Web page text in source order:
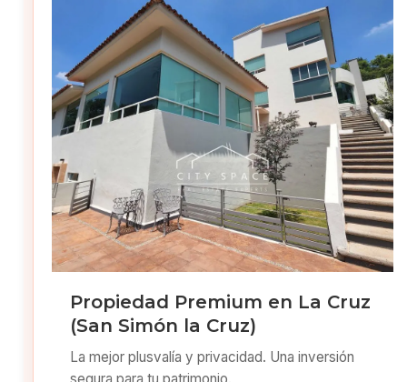
Propiedad Premium en La Cruz
(San Simón la Cruz)
La mejor plusvalía y privacidad. Una inversión
segura para tu patrimonio.